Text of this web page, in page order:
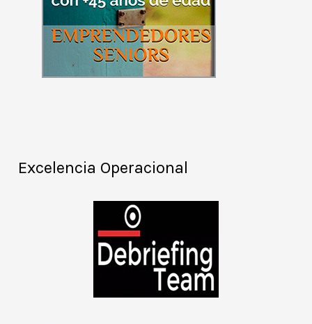
Excelencia Operacional